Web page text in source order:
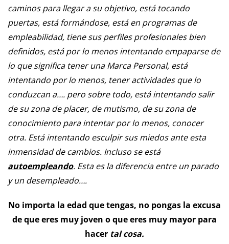
caminos para llegar a su objetivo, está tocando
puertas, está formándose, está en programas de
empleabilidad, tiene sus perfiles profesionales bien
definidos, está por lo menos intentando empaparse de
lo que significa tener una Marca Personal, está
intentando por lo menos, tener actividades que lo
conduzcan a…. pero sobre todo, está intentando salir
de su zona de placer, de mutismo, de su zona de
conocimiento para intentar por lo menos, conocer
otra. Está intentando esculpir sus miedos ante esta
inmensidad de cambios. Incluso se está
autoempleando. Esta es la diferencia entre un parado
y un desempleado….
No importa la edad que tengas, no pongas la excusa
de que eres muy joven o que eres muy mayor para
hacer tal cosa.